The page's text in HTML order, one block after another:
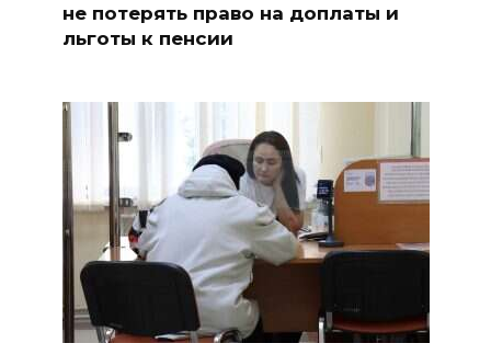
не потерять право на доплаты и
льготы к пенсии